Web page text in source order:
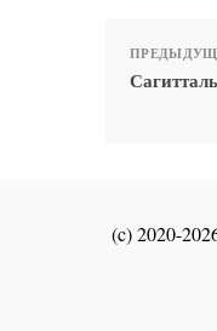
(c) 2020-